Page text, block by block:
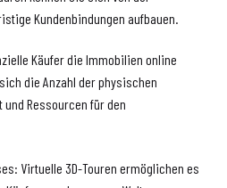
Kundenbindungen aufbauen.
Käufer die Immobilien online
die Anzahl der physischen
Ressourcen für den
Virtuelle 3D-Touren ermöglichen es